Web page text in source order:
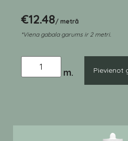
€12.48/ metrā
*Viena gabala garums ir 2 metri.
Pievienot